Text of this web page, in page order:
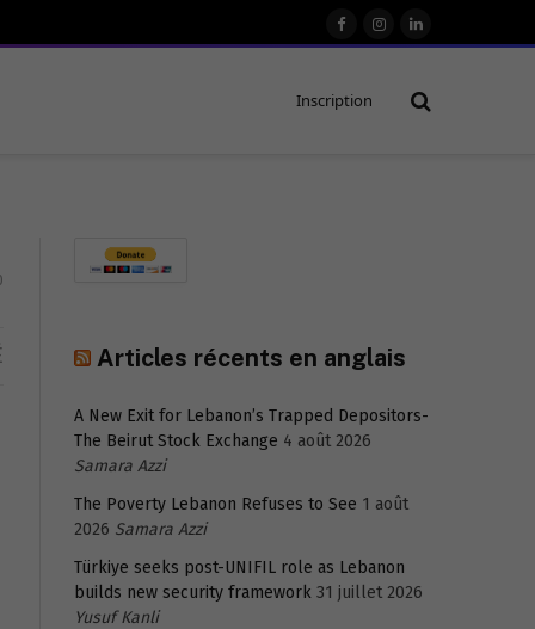
FacebookInstagram
LinkedIn
Inscription
Articles récents en anglais
A New Exit for Lebanon’s Trapped Depositors-
The Beirut Stock Exchange 4 août 2026
Samara Azzi
The Poverty Lebanon Refuses to See 1 août
2026 Samara Azzi
Türkiye seeks post-UNIFIL role as Lebanon
builds new security framework 31 juillet 2026
Yusuf Kanli